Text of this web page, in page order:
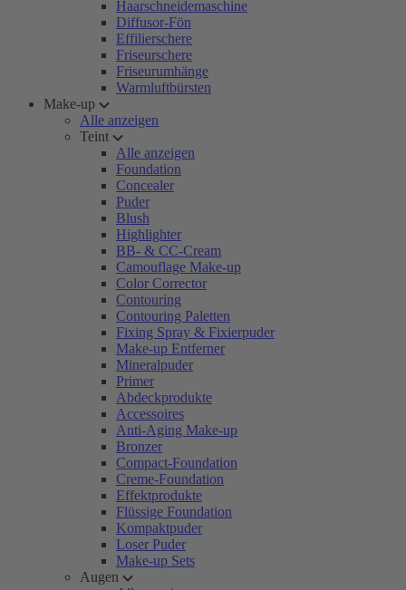
Haarschneidemaschine
Diffusor-Fön
Effilierschere
Friseurschere
Friseurumhänge
Warmluftbürsten
Make-up
Alle anzeigen
Teint
Alle anzeigen
Foundation
Concealer
Puder
Blush
Highlighter
BB- & CC-Cream
Camouflage Make-up
Color Corrector
Contouring
Contouring Paletten
Fixing Spray & Fixierpuder
Make-up Entferner
Mineralpuder
Primer
Abdeckprodukte
Accessoires
Anti-Aging Make-up
Bronzer
Compact-Foundation
Creme-Foundation
Effektprodukte
Flüssige Foundation
Kompaktpuder
Loser Puder
Make-up Sets
Augen